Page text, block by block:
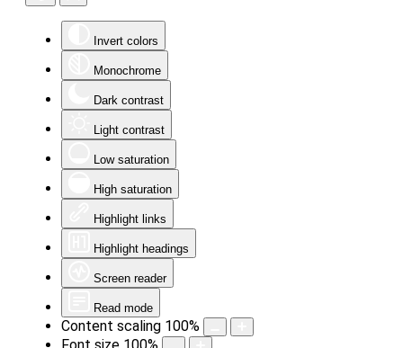
Invert colors
Monochrome
Dark contrast
Light contrast
Low saturation
High saturation
Highlight links
Highlight headings
Screen reader
Read mode
Content scaling 100%